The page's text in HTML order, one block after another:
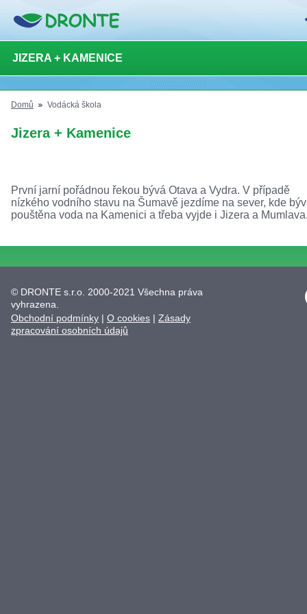
JIZERA + KAMENICE
Domů Vodácká škola
Jizera + Kamenice
První jarní pořádnou řekou bývá Otava a Vydra. V případě
nízkého vodního stavu na Šumavě jezdíme na sever, kde
pouštěna voda na Kamenici a třeba vyjde i Jizera a
© DRONTE s.r.o. 2000-2021 Všechna práva
vyhrazena.
Obchodní podmínky | O cookies | Zásady
zpracování osobních údajů